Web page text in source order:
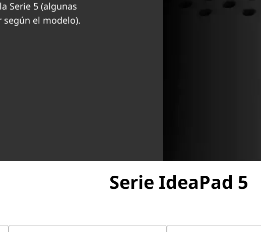
Serie 5 (algunas
según el modelo).
Serie IdeaPad 5